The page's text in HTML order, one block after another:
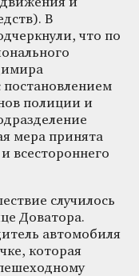
В
что по
постановлением
полиции и
мера принята
всестороннего
случилось
Доватора.
автомобиля
которая